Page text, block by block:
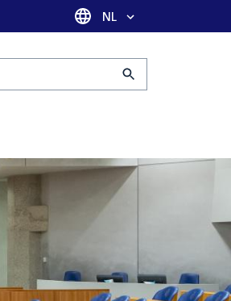
Taal selectie
NL